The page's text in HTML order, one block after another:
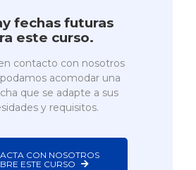
fechas futuras
este curso.
contacto con nosotros
acomodar una
que se adapte a sus
y requisitos.
CON NOSOTROS
ESTE CURSO